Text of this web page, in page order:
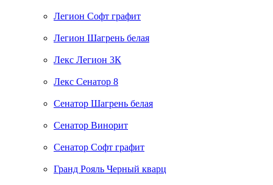
Легион Софт графит
Легион Шагрень белая
Лекс Легион 3К
Лекс Сенатор 8
Сенатор Шагрень белая
Сенатор Винорит
Сенатор Софт графит
Гранд Рояль Черный кварц